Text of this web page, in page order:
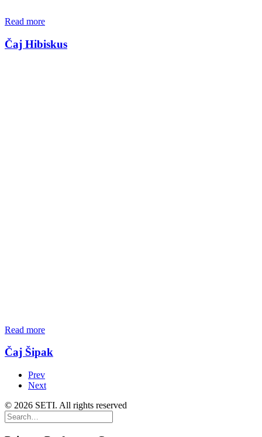
Read more
Čaj Hibiskus
Read more
Čaj Šipak
Prev
Next
© 2026 SETI. All rights reserved